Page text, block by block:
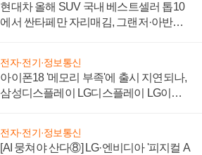
현대차 올해 SUV 국내 베스트셀러 톱10
에서 싼타페만 자리매김, 그랜저·아반떼
전자·전기·정보통신
아이폰18 '메모리 부족'에 출시 지연되나,
삼성디스플레이 LG디스플레이 LG이노
전자·전기·정보통신
[AI 뭉쳐야 산다⑧] LG·엔비디아 '피지컬 A